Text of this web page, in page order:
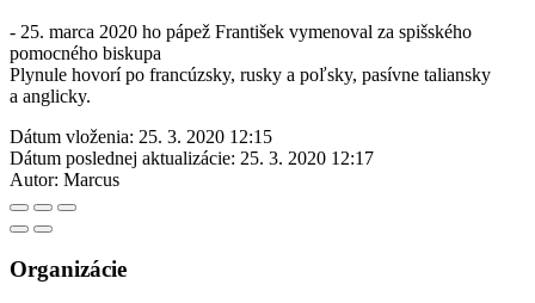
- 25. marca 2020 ho pápež František vymenoval za spišského
pomocného biskupa
Plynule hovorí po francúzsky, rusky a poľsky, pasívne taliansky
a anglicky.
Dátum vloženia: 25. 3. 2020 12:15
Dátum poslednej aktualizácie: 25. 3. 2020 12:17
Autor: Marcus
Organizácie